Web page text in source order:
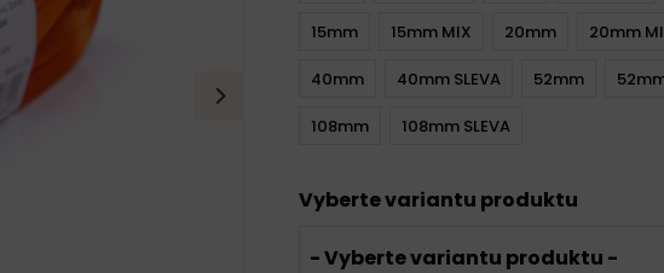
15mm 15mm MIX 20mm 20mm
40mm 40mm SLEVA 52mm
108mm 108mm SLEVA
Vyberte variantu produktu
- Vyberte variantu produktu -